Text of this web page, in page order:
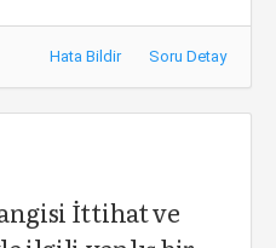
Hata Bildir Soru Detay
İttihat ve